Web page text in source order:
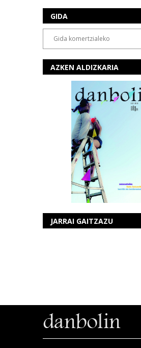
GIDA
AZKEN ALDIZKARIA
JARRAI GAITZAZU